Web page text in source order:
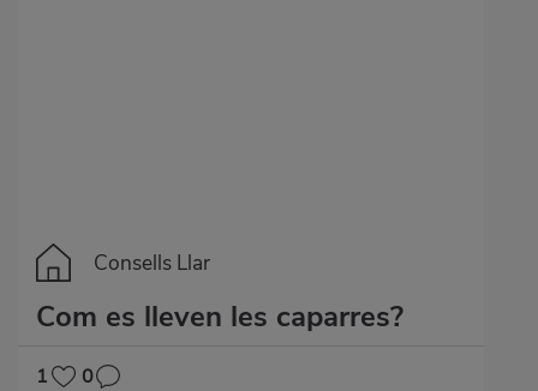
Consells Llar
Com es lleven les caparres?
1 0